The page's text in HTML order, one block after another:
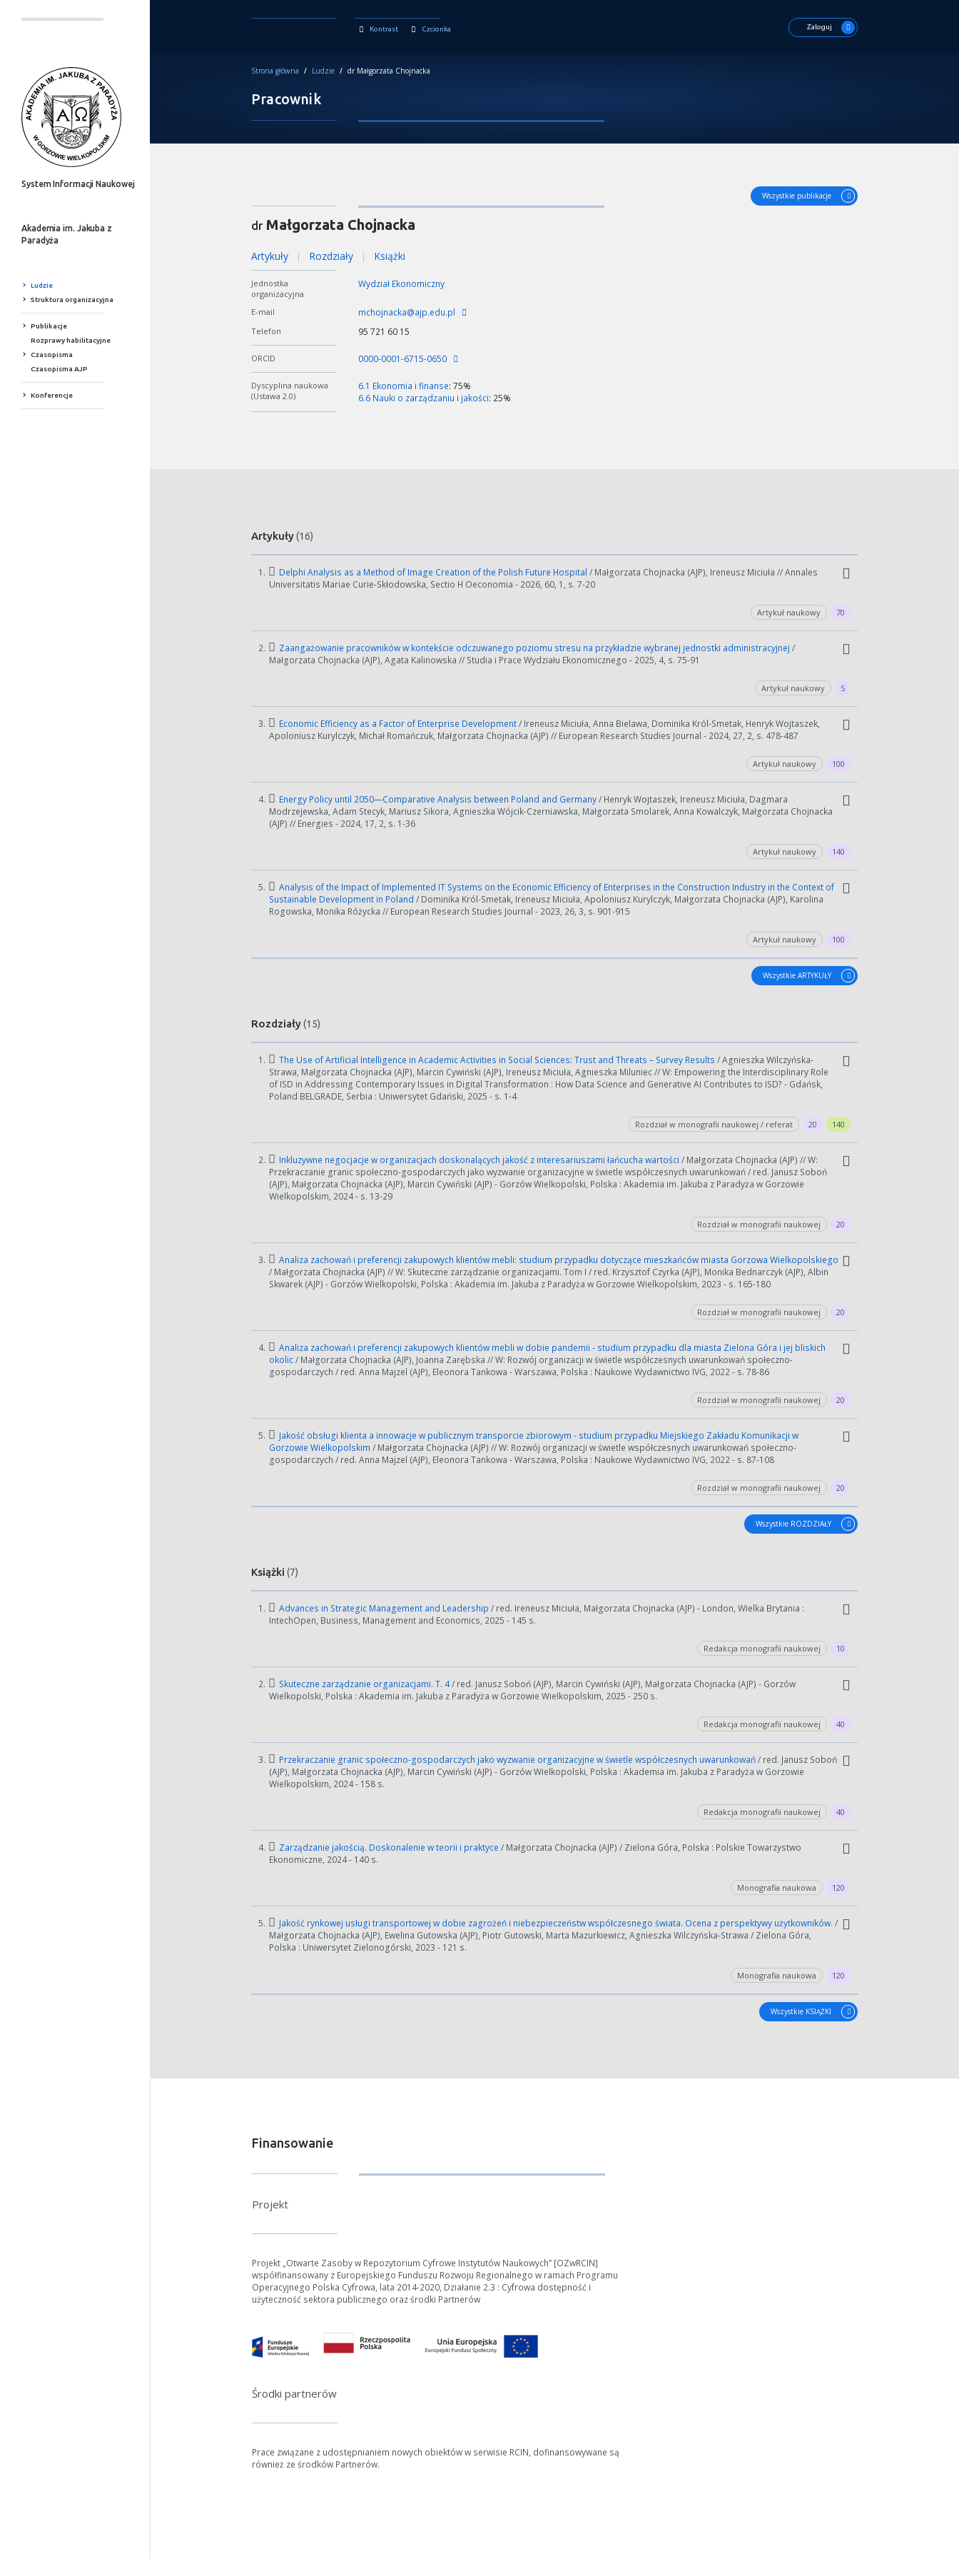
System Informacji Naukowej
Akademia im. Jakuba z
Paradyża
Ludzie
Struktura organizacyjna
Publikacje
Rozprawy habilitacyjne
Czasopisma
Czasopisma AJP
Konferencje
Kontrast Czcionka Zaloguj
Strona główna / Ludzie / dr Małgorzata Chojnacka
Pracownik
Wszystkie publikacje
dr Małgorzata Chojnacka
Artykuły | Rozdziały | Książki
Jednostka
organizacyjna
Wydział Ekonomiczny
E-mail mchojnacka@ajp.edu.pl
Telefon 95 721 60 15
ORCID 0000-0001-6715-0650
Dyscyplina naukowa
(Ustawa 2.0)
6.1 Ekonomia i finanse: 75%
6.6 Nauki o zarządzaniu i jakości: 25%
Artykuły(16)
1. Delphi Analysis as a Method of Image Creation of the Polish Future Hospital / Małgorzata Chojnacka (AJP), Ireneusz Miciuła // Annales
Universitatis Mariae Curie-Skłodowska, Sectio H Oeconomia - 2026, 60, 1, s. 7-20
Artykuł naukowy 70
2. Zaangażowanie pracowników w kontekście odczuwanego poziomu stresu na przykładzie wybranej jednostki administracyjnej /
Małgorzata Chojnacka (AJP), Agata Kalinowska // Studia i Prace Wydziału Ekonomicznego - 2025, 4, s. 75-91
Artykuł naukowy 5
3. Economic Efficiency as a Factor of Enterprise Development/ Ireneusz Miciuła, Anna Bielawa, Dominika Król-Smetak, Henryk Wojtaszek,
Apoloniusz Kurylczyk, Michał Romańczuk, Małgorzata Chojnacka (AJP) // European Research Studies Journal - 2024, 27, 2, s. 478-487
Artykuł naukowy 100
4. Energy Policy until 2050—Comparative Analysis between Poland and Germany/ Henryk Wojtaszek, Ireneusz Miciuła, Dagmara
Modrzejewska, Adam Stecyk, Mariusz Sikora, Agnieszka Wójcik-Czerniawska, Małgorzata Smolarek, Anna Kowalczyk, Małgorzata Chojnacka
(AJP) // Energies - 2024, 17, 2, s. 1-36
Artykuł naukowy 140
5.
Analysis of the Impact of Implemented IT Systems on the Economic Efficiency of Enterprises in the Construction Industry in the Context of
Sustainable Development in Poland / Dominika Król-Smetak, Ireneusz Miciuła, Apoloniusz Kurylczyk, Małgorzata Chojnacka (AJP), Karolina
Rogowska, Monika Różycka // European Research Studies Journal - 2023, 26, 3, s. 901-915
Artykuł naukowy 100
Wszystkie ARTYKUŁY
Rozdziały(15)
1. The Use of Artificial Intelligence in Academic Activities in Social Sciences: Trust and Threats – Survey Results / Agnieszka Wilczyńska-
Strawa, Małgorzata Chojnacka (AJP), Marcin Cywiński (AJP), Ireneusz Miciuła, Agnieszka Miluniec // W: Empowering the Interdisciplinary Role
of ISD in Addressing Contemporary Issues in Digital Transformation : How Data Science and Generative AI Contributes to ISD? - Gdańsk,
Poland BELGRADE, Serbia : Uniwersytet Gdański, 2025 - s. 1-4
Rozdział w monografii naukowej / referat 20 140
2. Inkluzywne negocjacje w organizacjach doskonalących jakość z interesariuszami łańcucha wartości / Małgorzata Chojnacka (AJP) // W:
Przekraczanie granic społeczno-gospodarczych jako wyzwanie organizacyjne w świetle współczesnych uwarunkowań / red. Janusz Soboń
(AJP), Małgorzata Chojnacka (AJP), Marcin Cywiński (AJP) - Gorzów Wielkopolski, Polska : Akademia im. Jakuba z Paradyża w Gorzowie
Wielkopolskim, 2024 - s. 13-29
Rozdział w monografii naukowej 20
3.
Analiza zachowań i preferencji zakupowych klientów mebli: studium przypadku dotyczące mieszkańców miasta Gorzowa Wielkopolskiego
/ Małgorzata Chojnacka (AJP) // W: Skuteczne zarządzanie organizacjami. Tom I / red. Krzysztof Czyrka (AJP), Monika Bednarczyk (AJP), Albin
Skwarek (AJP) - Gorzów Wielkopolski, Polska : Akademia im. Jakuba z Paradyża w Gorzowie Wielkopolskim, 2023 - s. 165-180
Rozdział w monografii naukowej 20
4.
Analiza zachowań i preferencji zakupowych klientów mebli w dobie pandemii - studium przypadku dla miasta Zielona Góra i jej bliskich
okolic/ Małgorzata Chojnacka (AJP), Joanna Zarębska // W: Rozwój organizacji w świetle współczesnych uwarunkowań społeczno-
gospodarczych / red. Anna Majzel (AJP), Eleonora Tankowa - Warszawa, Polska : Naukowe Wydawnictwo IVG, 2022 - s. 78-86
Rozdział w monografii naukowej 20
5.
Jakość obsługi klienta a innowacje w publicznym transporcie zbiorowym - studium przypadku Miejskiego Zakładu Komunikacji w
Gorzowie Wielkopolskim / Małgorzata Chojnacka (AJP) // W: Rozwój organizacji w świetle współczesnych uwarunkowań społeczno-
gospodarczych / red. Anna Majzel (AJP), Eleonora Tankowa - Warszawa, Polska : Naukowe Wydawnictwo IVG, 2022 - s. 87-108
Rozdział w monografii naukowej 20
Wszystkie ROZDZIAŁY
Książki (7)
1. Advances in Strategic Management and Leadership / red. Ireneusz Miciuła, Małgorzata Chojnacka (AJP) - London, Wielka Brytania :
IntechOpen, Business, Management and Economics, 2025 - 145 s.
Redakcja monografii naukowej 10
2. Skuteczne zarządzanie organizacjami. T. 4/ red. Janusz Soboń (AJP), Marcin Cywiński (AJP), Małgorzata Chojnacka (AJP) - Gorzów
Wielkopolski, Polska : Akademia im. Jakuba z Paradyża w Gorzowie Wielkopolskim, 2025 - 250 s.
Redakcja monografii naukowej 40
3. Przekraczanie granic społeczno-gospodarczych jako wyzwanie organizacyjne w świetle współczesnych uwarunkowań/ red. Janusz Soboń
(AJP), Małgorzata Chojnacka (AJP), Marcin Cywiński (AJP) - Gorzów Wielkopolski, Polska : Akademia im. Jakuba z Paradyża w Gorzowie
Wielkopolskim, 2024 - 158 s.
Redakcja monografii naukowej 40
4. Zarządzanie jakością. Doskonalenie w teorii i praktyce / Małgorzata Chojnacka (AJP) / Zielona Góra, Polska : Polskie Towarzystwo
Ekonomiczne, 2024 - 140 s.
Monografia naukowa 120
5. Jakość rynkowej usługi transportowej w dobie zagrożeń i niebezpieczeństw współczesnego świata. Ocena z perspektywy użytkowników. /
Małgorzata Chojnacka (AJP), Ewelina Gutowska (AJP), Piotr Gutowski, Marta Mazurkiewicz, Agnieszka Wilczyńska-Strawa / Zielona Góra,
Polska : Uniwersytet Zielonogórski, 2023 - 121 s.
Monografia naukowa 120
Wszystkie KSIĄŻKI
Finansowanie
Projekt
Projekt „Otwarte Zasoby w Repozytorium Cyfrowe Instytutów Naukowych” [OZwRCIN]
współfinansowany z Europejskiego Funduszu Rozwoju Regionalnego w ramach Programu
Operacyjnego Polska Cyfrowa, lata 2014-2020, Działanie 2.3 : Cyfrowa dostępność i
użyteczność sektora publicznego oraz środki Partnerów
Środki partnerów
Prace związane z udostępnianiem nowych obiektów w serwisie RCIN, dofinansowywane są
również ze środków Partnerów.